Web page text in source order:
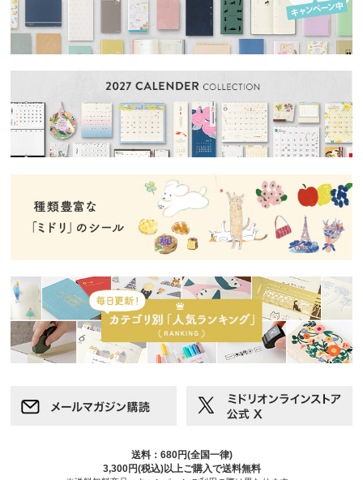
送料：680円(全国一律)
3,300円(税込)以上ご購入で送料無料